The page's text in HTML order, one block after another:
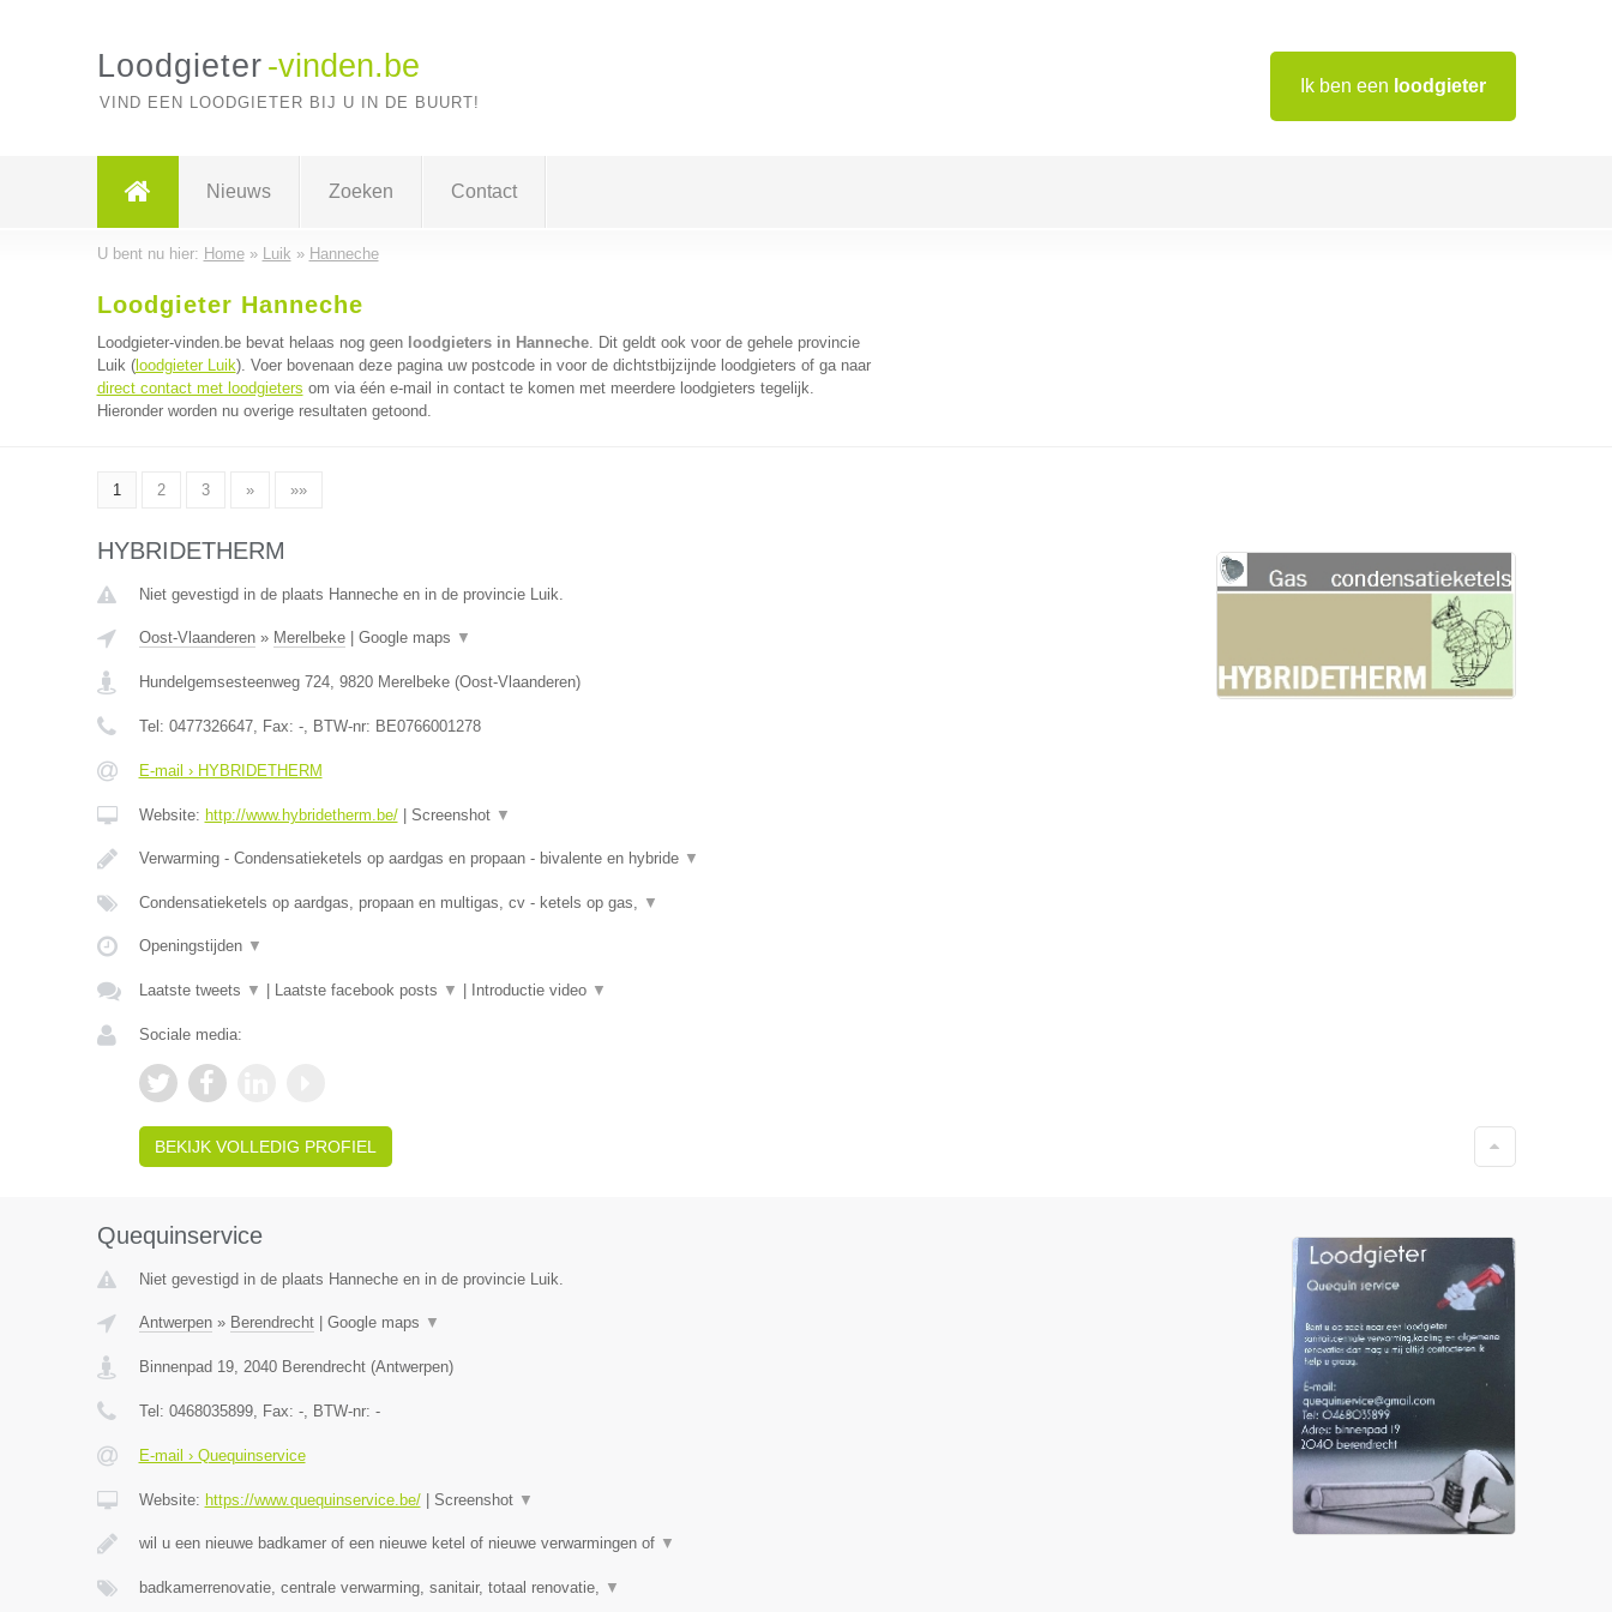
Ik ben een loodgieter
Loodgieter -vinden.be
VIND EEN LOODGIETER BIJ U IN DE BUURT!
Nieuws Zoeken Contact
U bent nu hier: Home» Luik » Hanneche
Loodgieter Hanneche
Loodgieter-vinden.be bevat helaas nog geen loodgieters in Hanneche. Dit geldt ook voor de gehele provincie
Luik (loodgieter Luik). Voer bovenaan deze pagina uw postcode in voor de dichtstbijzijnde loodgieters of ga naar
direct contact met loodgieters om via één e-mail in contact te komen met meerdere loodgieters tegelijk.
Hieronder worden nu overige resultaten getoond.
1 2 3 » »»
HYBRIDETHERM
Niet gevestigd in de plaats Hanneche en in de provincie Luik.
Oost-Vlaanderen» Merelbeke| Google maps ▼
Hundelgemsesteenweg 724, 9820 Merelbeke(Oost-Vlaanderen)
Tel: 0477326647, Fax: -, BTW-nr: BE0766001278
E-mail › HYBRIDETHERM
Website: http://www.hybridetherm.be/| Screenshot ▼
Verwarming - Condensatieketels op aardgas en propaan - bivalente en hybride ▼
Condensatieketels op aardgas, propaan en multigas, cv - ketels op gas, ▼
Openingstijden ▼
Laatste tweets ▼ Laatste facebook posts ▼ Introductie video ▼
Sociale media:
BEKIJK VOLLEDIG PROFIEL
Quequinservice
Niet gevestigd in de plaats Hanneche en in de provincie Luik.
Antwerpen» Berendrecht| Google maps ▼
Binnenpad 19, 2040 Berendrecht(Antwerpen)
Tel: 0468035899, Fax: -, BTW-nr: -
E-mail › Quequinservice
Website: https://www.quequinservice.be/| Screenshot ▼
wil u een nieuwe badkamer of een nieuwe ketel of nieuwe verwarmingen of ▼
badkamerrenovatie, centrale verwarming, sanitair, totaal renovatie, ▼